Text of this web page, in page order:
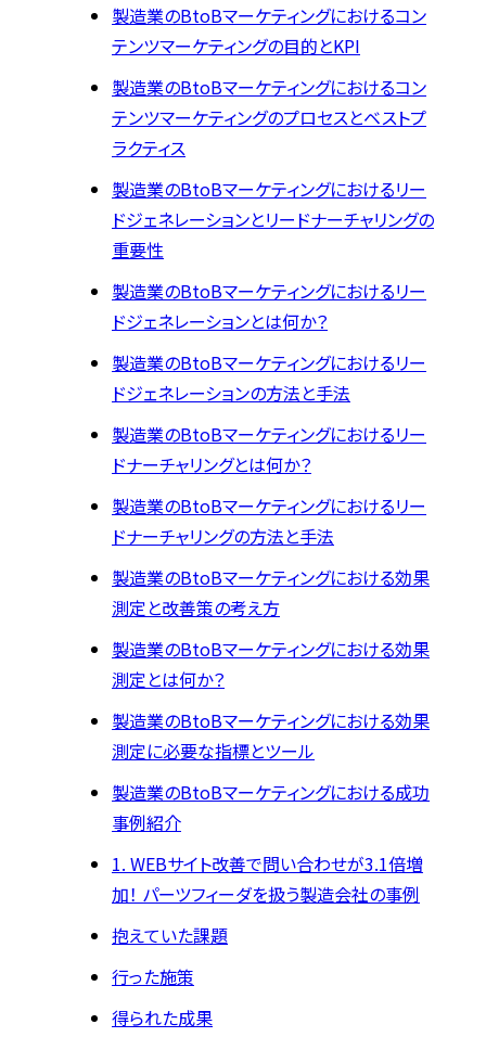
製造業のBtoBマーケティングにおけるコン
テンツマーケティングの目的とKPI
製造業のBtoBマーケティングにおけるコン
テンツマーケティングのプロセスとベストプ
ラクティス
製造業のBtoBマーケティングにおけるリー
ドジェネレーションとリードナーチャリングの
重要性
製造業のBtoBマーケティングにおけるリー
ドジェネレーションとは何か？
製造業のBtoBマーケティングにおけるリー
ドジェネレーションの方法と手法
製造業のBtoBマーケティングにおけるリー
ドナーチャリングとは何か？
製造業のBtoBマーケティングにおけるリー
ドナーチャリングの方法と手法
製造業のBtoBマーケティングにおける効果
測定と改善策の考え方
製造業のBtoBマーケティングにおける効果
測定とは何か？
製造業のBtoBマーケティングにおける効果
測定に必要な指標とツール
製造業のBtoBマーケティングにおける成功
事例紹介
1. WEBサイト改善で問い合わせが3.1倍増
加！ パーツフィーダを扱う製造会社の事例
抱えていた課題
行った施策
得られた成果